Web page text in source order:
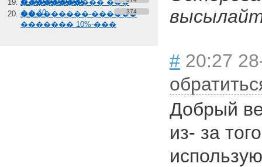
����������� ���
��-10
���������-������
������� 10%-���
374
# 20:27
Добрый
из- за